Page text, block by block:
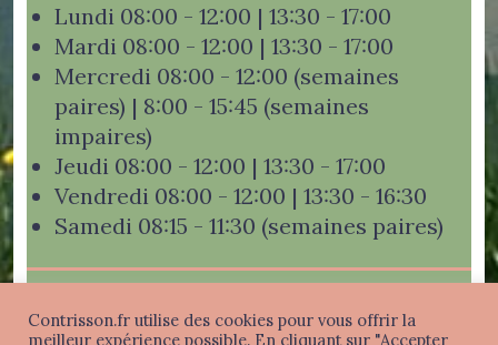
Lundi 08:00 - 12:00 | 13:30 - 17:00
Mardi 08:00 - 12:00 | 13:30 - 17:00
Mercredi 08:00 - 12:00 (semaines
paires) | 8:00 - 15:45 (semaines
impaires)
Jeudi 08:00 - 12:00 | 13:30 - 17:00
Vendredi 08:00 - 12:00 | 13:30 - 16:30
Samedi 08:15 - 11:30 (semaines paires)
Contrisson.fr utilise des cookies pour vous offrir la
meilleur expérience possible. En cliquant sur "Accepter